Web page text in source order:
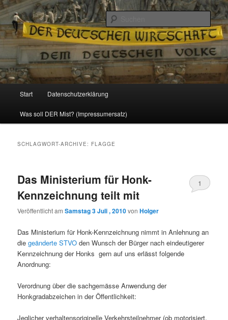
Reizzentrum
Politik, Wirtschaft, Soziales und Gesellschaft
Zum
Inhalt
Zum
sekundären
Start Datenschutzerklärung
Was soll DER Mist? (Impressumersatz)
SCHLAGWORT-ARCHIVE: FLAGGE
Das Ministerium für Honk-
Kennzeichnung teilt mit
Veröffentlicht amSamstag 3 Juli , 2010vonHolger
1
Das Ministerium für Honk-Kennzeichnung nimmt in Anlehnung an
diegeänderte STVO den Wunsch der Bürger nach eindeutigerer
Kennzeichnung der Honks gern auf uns erlässt folgende
Anordnung:
Verordnung über die sachgemässe Anwendung der
Honkgradabzeichen in der Öffentlichkeit:
Jeglicher verhaltensoriginelle Verkehrsteilnehmer (ob motorisiert,